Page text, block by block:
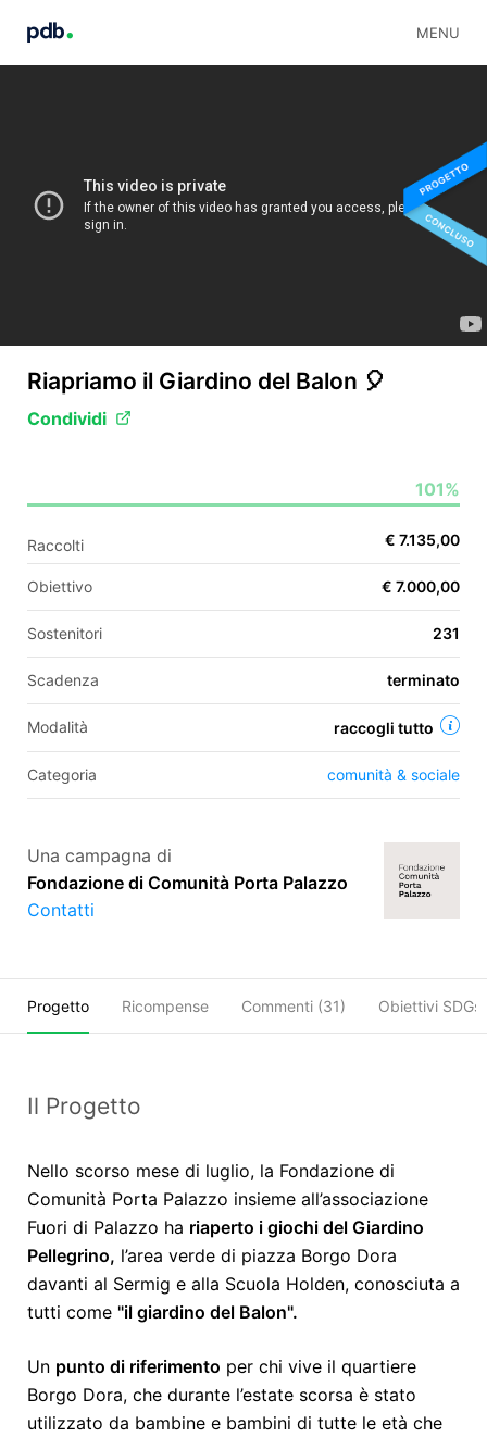
MENU
EN
FR
Riapriamo il Giardino del Balon 🎈
Condividi
101%
Raccolti € 7.135,00
Obiettivo € 7.000,00
Sostenitori 231
Scadenza terminato
Modalità raccogli tutto
Categoria comunità & sociale
Una campagna di
Fondazione di Comunità Porta Palazzo
Contatti
Progetto Ricompense Commenti (31) Obiettivi SDGs
Il Progetto
Nello scorso mese di luglio, la Fondazione di
Comunità Porta Palazzo insieme all’associazione
Fuori di Palazzo ha riaperto i giochi del Giardino
Pellegrino, l’area verde di piazza Borgo Dora
davanti al Sermig e alla Scuola Holden, conosciuta a
tutti come "il giardino del Balon".
Un punto di riferimento per chi vive il quartiere
Borgo Dora, che durante l’estate scorsa è stato
utilizzato da bambine e bambini di tutte le età che